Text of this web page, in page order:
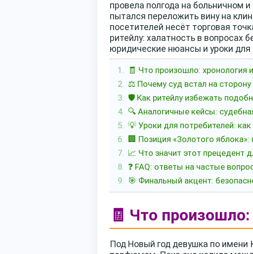
провела полгода на больничном
пытался переложить вину на
посетителей несёт торговая
ритейлу: халатность в вопросах
юридические нюансы и уроки для
🧾 Что произошло: хронология
⚖️ Почему суд встал на сторону
🛡️ Как ритейлу избежать
🔍 Аналогичные кейсы:
💡 Уроки для потребителей:
🏢 Позиция «Золотого
📈 Что значит этот прецедент
❓ FAQ: ответы на частые
🎯 Финальный акцент:
🧾 Что
Под Новый год девушка по имени